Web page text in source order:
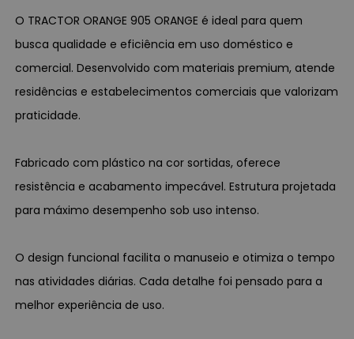
O TRACTOR ORANGE 905 ORANGE é ideal para quem
busca qualidade e eficiência em uso doméstico e
comercial. Desenvolvido com materiais premium, atende
residências e estabelecimentos comerciais que valorizam
praticidade.
Fabricado com plástico na cor sortidas, oferece
resistência e acabamento impecável. Estrutura projetada
para máximo desempenho sob uso intenso.
O design funcional facilita o manuseio e otimiza o tempo
nas atividades diárias. Cada detalhe foi pensado para a
melhor experiência de uso.